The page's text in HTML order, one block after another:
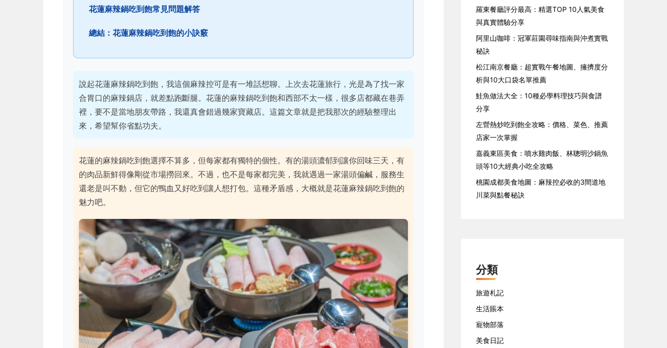
花蓮麻辣鍋吃到飽常見問題解答
總結：花蓮麻辣鍋吃到飽的小訣竅
說起花蓮麻辣鍋吃到飽，我這個麻辣控可是有一堆話想聊。上次去花蓮旅行，光是為了找一家
合胃口的麻辣鍋店，就差點跑斷腿。花蓮的麻辣鍋吃到飽和西部不太一樣，很多店都藏在巷弄
裡，要不是當地朋友帶路，我還真會錯過幾家寶藏店。這篇文章就是把我那次的經驗整理出
來，希望幫你省點功夫。
花蓮的麻辣鍋吃到飽選擇不算多，但每家都有獨特的個性。有的湯頭濃郁到讓你回味三天，有
的肉品新鮮得像剛從市場撈回來。不過，也不是每家都完美，我就遇過一家湯頭偏鹹，服務生
還老是叫不動，但它的鴨血又好吃到讓人想打包。這種矛盾感，大概就是花蓮麻辣鍋吃到飽的
魅力吧。
羅東餐廳評分最高：精選TOP 10人氣美食
與真實體驗分享
阿里山咖啡：冠軍莊園尋味指南與沖煮實戰
秘訣
松江南京餐廳：超實戰午餐地圖、擁擠度分
析與10大口袋名單推薦
鮭魚做法大全：10種必學料理技巧與食譜
分享
左營熱炒吃到飽全攻略：價格、菜色、推薦
店家一次掌握
嘉義東區美食：噴水雞肉飯、林聰明沙鍋魚
頭等10大經典小吃全攻略
桃園成都美食地圖：麻辣控必收的3間道地
川菜與點餐秘訣
分類
旅遊札記
生活賬本
寵物部落
美食日記